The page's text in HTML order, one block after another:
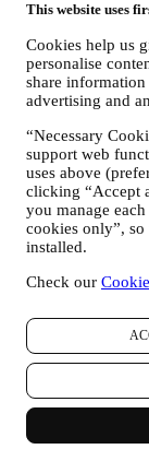
This website uses
Cookies help us
personalise
share
advertising and
“Necessary
support web
uses above
clicking “Accept
you manage
cookies only”,
installed.
Check our
Se concordar em
passará a fazer
Le Creuset, que é
tratamento de
Group AG, com
(cujo
B62153630, com
Espanha), com
tratamento de
(a) ao Le Creuset
de marketing e
(b) às entidades Le
dessa estratégia,
comunicações/
país específico);
resposta aos
pessoais.
3. POR QUE
Podemos
PARA AS